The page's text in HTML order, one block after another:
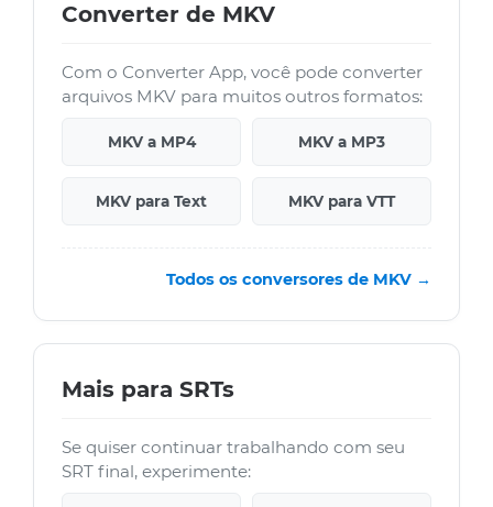
Converter de MKV
Com o Converter App, você pode converter
arquivos MKV para muitos outros formatos:
MKV a MP4 MKV a MP3
MKV para Text MKV para VTT
Todos os conversores de MKV →
Mais para SRTs
Se quiser continuar trabalhando com seu
SRT final, experimente: